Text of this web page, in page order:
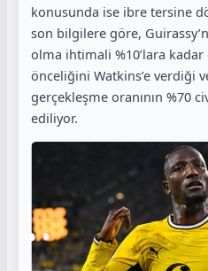
konusunda ise ibre tersine
son bilgilere göre,
olma ihtimali %10’lara
önceliğini Watkins’e verdiği
gerçekleşme oranının %70
ediliyor.